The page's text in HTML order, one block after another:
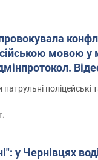
мовою у
патрульні поліцейські
у Чернівцях